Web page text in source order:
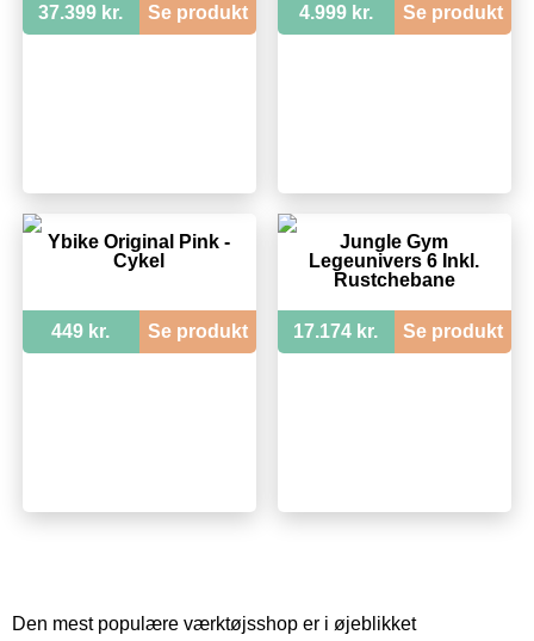
37.399 kr. Se produkt
redegynge 185280-3
4.999 kr. Se produkt
Ybike Original Pink -
Cykel
449 kr. Se produkt
Jungle Gym
Legeunivers 6 Inkl.
Rustchebane
17.174 kr. Se produkt
Den mest populære værktøjsshop er i øjeblikket